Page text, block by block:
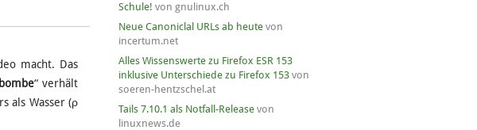
macht. Das
“ verhält
als Wasser (ρ
Schule! von gnulinux.ch
Neue Canoniclal URLs ab heute von
incertum.net
Alles Wissenswerte zu Firefox ESR 153
inklusive Unterschiede zu Firefox 153 von
soeren-hentzschel.at
Tails 7.10.1 als Notfall-Release von
linuxnews.de